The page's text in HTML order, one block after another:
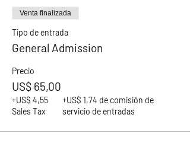
Venta finalizada
Tipo de entrada
General Admission
Precio
US$ 65,00
+US$ 4,55
Sales Tax
+US$ 1,74 de comisión de
servicio de entradas